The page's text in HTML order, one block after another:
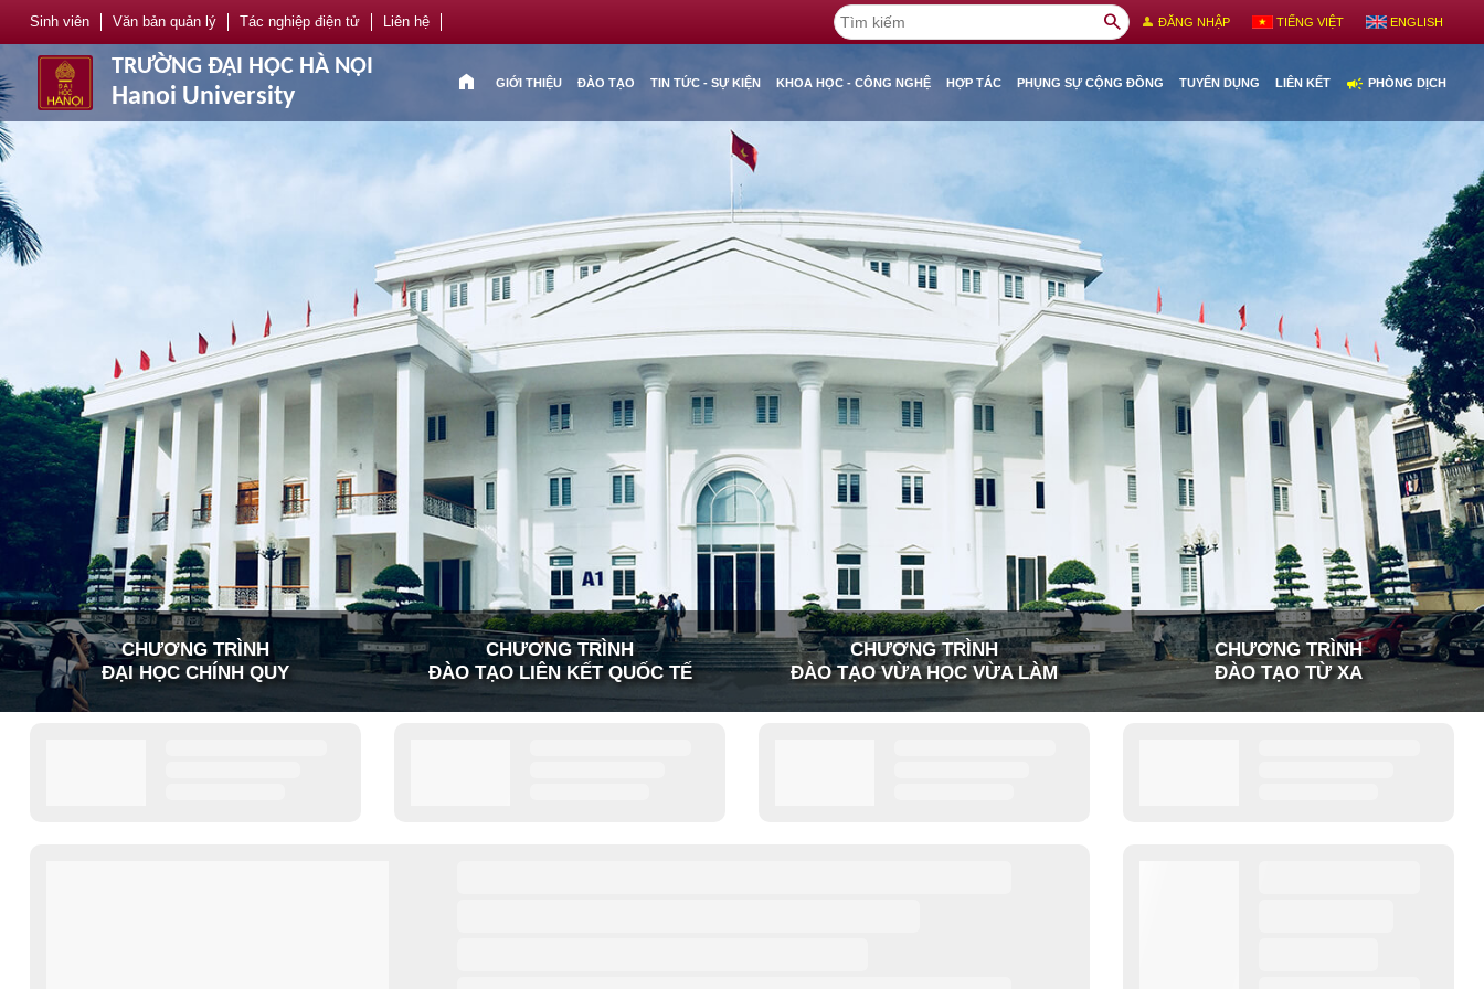
Sinh viên Văn bản quản lý Tác nghiệp điện tử Liên hệ search person ĐĂNG NHẬP TIẾNG VIỆT ENGLISH
TRƯỜNG ĐẠI HỌC HÀ NỘI
Hanoi University
home GIỚI THIỆU ĐÀO TẠO TIN TỨC - SỰ KIỆN KHOA HỌC - CÔNG NGHỆ HỢP TÁC PHỤNG SỰ CỘNG ĐỒNG TUYỂN DỤNG LIÊN KẾT campaign PHÒNG DỊCH
CHƯƠNG TRÌNH
ĐẠI HỌC CHÍNH QUY
CHƯƠNG TRÌNH
ĐÀO TẠO LIÊN KẾT QUỐC TẾ
CHƯƠNG TRÌNH
ĐÀO TẠO VỪA HỌC VỪA LÀM
CHƯƠNG TRÌNH
ĐÀO TẠO TỪ XA